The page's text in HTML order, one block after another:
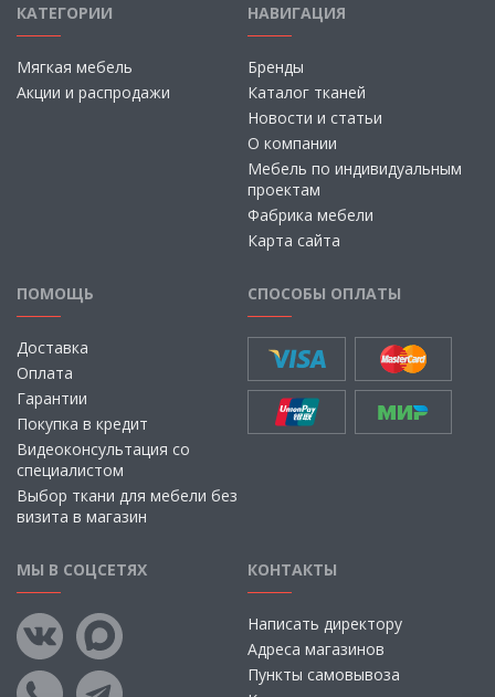
КАТЕГОРИИ
Мягкая мебель
Акции и распродажи
НАВИГАЦИЯ
Бренды
Каталог тканей
Новости и статьи
О компании
Мебель по индивидуальным
проектам
Фабрика мебели
Карта сайта
ПОМОЩЬ
Доставка
Оплата
Гарантии
Покупка в кредит
Видеоконсультация со
специалистом
Выбор ткани для мебели без
визита в магазин
СПОСОБЫ ОПЛАТЫ
МЫ В СОЦСЕТЯХ КОНТАКТЫ
Написать директору
Адреса магазинов
Пункты самовывоза